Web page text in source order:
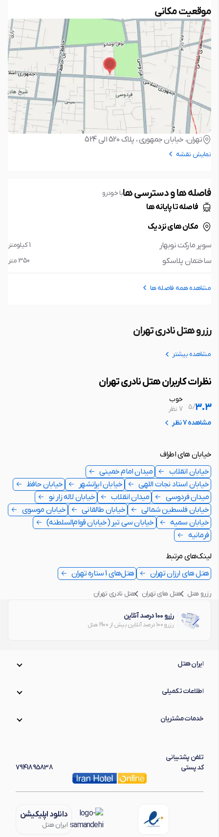
موقعیت مکانی
تهران، خیابان جمهوری ، پلاک 520 الی 524
نمایش نقشه
فاصله ها و دسترسی هابا خودرو
فاصله تا پایانه ها
مکان های نزدیک
سوپر مارکت نوبهار
1 کیلومتر
ساختمان پلاسکو 350 متر
مشاهده همه فاصله ها
رزرو هتل نادری تهران
مشاهده بیشتر
نظرات کاربران هتل نادری تهران
3.3
/
5
خوب
7 نظر
مشاهده 7 نظر
خیابان های اطراف
خیابان انقلاب
میدان امام خمینی
خیابان استاد نجات اللهی
خیابان ایرانشهر
خیابان حافظ
میدان فردوسی
میدان انقلاب
خیابان لاله زار نو
خیابان فلسطین شمالی
خیابان طالقانی
خیابان موسوی
خیابان سمیه
خیابان سی تیر (خیابان قوام‌السلطنه)
فرمانیه
لینک‌های مرتبط
هتل های ارزان تهران
هتل‌های 1 ستاره تهران
رزرو هتل هتل های تهران هتل نادری تهران
رزرو 100 درصد آنلاین
رزرو 100 درصد آنلاین بیش از 1900 هتل
ایران هتل
اطلاعات تکمیلی
خدمات مشتریان
تلفن پشتیبانی
کد پستی
7941895838
دانلود اپلیکیشن
ایران هتل